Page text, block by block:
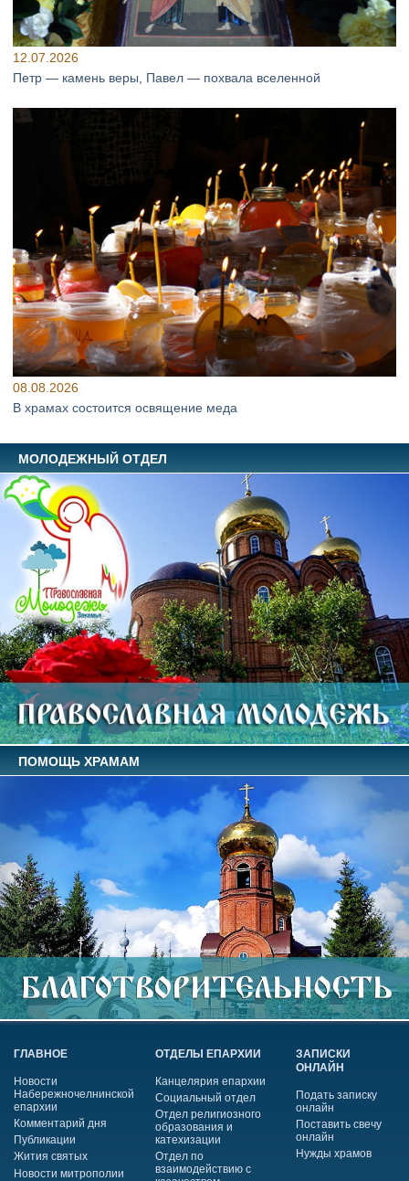
12.07.2026
Петр — камень веры, Павел — похвала вселенной
08.08.2026
В храмах состоится освящение меда
МОЛОДЕЖНЫЙ ОТДЕЛ
ПОМОЩЬ ХРАМАМ
ГЛАВНОЕ
Новости
Набережночелнинской
епархии
Комментарий дня
Публикации
Жития святых
Новости митрополии
ОТДЕЛЫ ЕПАРХИИ
Канцелярия епархии
Социальный отдел
Отдел религиозного
образования и
катехизации
Отдел по
взаимодействию с
ЗАПИСКИ
ОНЛАЙН
Подать записку
онлайн
Поставить свечу
онлайн
Нужды храмов